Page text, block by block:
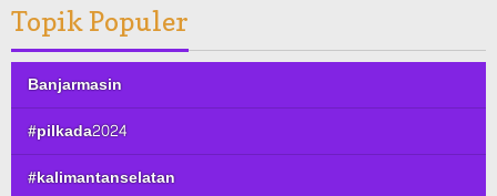
Topik Populer
Banjarmasin
#pilkada2024
#kalimantanselatan